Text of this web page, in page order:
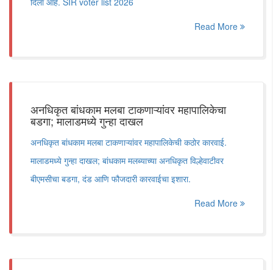
Read More
अनधिकृत बांधकाम मलबा टाकणाऱ्यांवर महापालिकेचा
बडगा; मालाडमध्ये गुन्हा दाखल
अनधिकृत बांधकाम मलबा टाकणाऱ्यांवर महापालिकेची कठोर कारवाई.
मालाडमध्ये गुन्हा दाखल; बांधकाम मलब्याच्या अनधिकृत विल्हेवाटीवर
बीएमसीचा बडगा, दंड आणि फौजदारी कारवाईचा इशारा.
Read More